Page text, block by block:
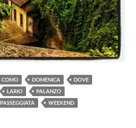
COMO DOMENICA
DOVE
LARIO
PALANZO
PASSEGGIATA WEEKEND